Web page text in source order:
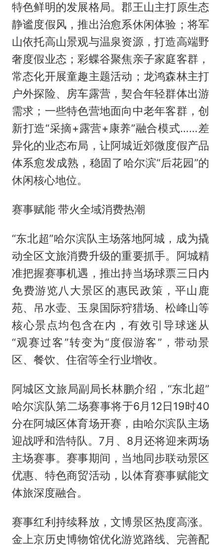
特色鲜明的发展格局。郡王山主打原生态
静谧度假风，推出治愈系休闲体验；将军
山依托高山景观与温泉资源，打造高端野
奢度假业态；彩蝶谷聚焦亲子家庭客群，
常态化开展童趣主题活动；龙鸿森林主打
户外探险、房车露营，契合年轻群体出游
需求；一些特色营地面向中老年客群，创
新打造“采摘+露营+康养”融合模式……差
异化的业态布局，让阿城近郊微度假产品
体系愈发成熟，稳固了哈尔滨“后花园”的
休闲核心地位。
赛事赋能 带火全域消费热潮
“东北超”哈尔滨队主场落地阿城，成为撬
动全区文旅消费升级的重要抓手。阿城精
准把握赛事机遇，推出持当场球票三日内
免费游览八大景区的惠民政策，平山鹿
苑、吊水壶、玉泉国际狩猎场、松峰山等
核心景点均包含在内，有效引导球迷从
“观赛过客”转变为“度假游客”，带动景
区、餐饮、住宿等全行业增收。
阿城区文旅局副局长林鹏介绍，“东北超”
哈尔滨队第二场赛事将于6月12日19时40
分在阿城区体育场开赛，由哈尔滨队主场
迎战呼和浩特队。7月、8月还将迎来两场
主场赛事。赛事期间，当地同步联动景区
优惠、特色商贸活动，以体育赛事赋能文
体旅深度融合。
赛事红利持续释放，文博景区热度高涨。
金上京历史博物馆优化游览路线、完善配